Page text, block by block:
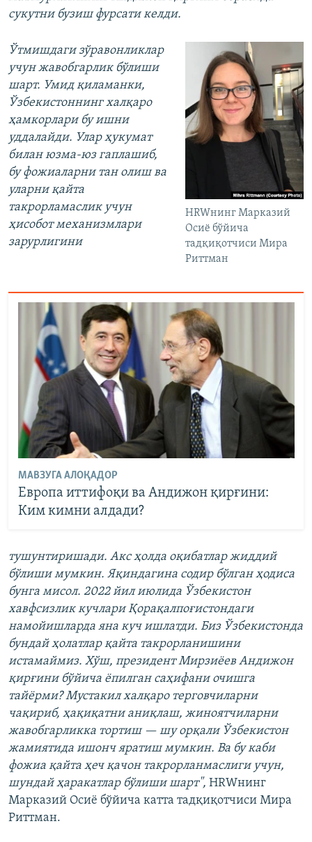
сукутни бузиш фурсати келди.
HRWнинг Марказий
Осиё бўйича
тадқиқотчиси Мира
Риттман
Ўтмишдаги зўравонликлар
учун жавобгарлик бўлиши
шарт. Умид қиламанки,
Ўзбекистоннинг халқаро
ҳамкорлари бу ишни
уддалайди. Улар ҳукумат
билан юзма-юз гаплашиб,
бу фожиаларни тан олиш ва
уларни қайта
такрорламаслик учун
ҳисобот механизмлари
зарурлигини
МАВЗУГА АЛОҚАДОР
Европа иттифоқи ва Андижон қирғини:
Ким кимни алдади?
тушунтиришади. Акс ҳолда оқибатлар жиддий
бўлиши мумкин. Яқиндагина содир бўлган ҳодиса
бунга мисол. 2022 йил июлида Ўзбекистон
хавфсизлик кучлари Қорақалпоғистондаги
намойишларда яна куч ишлатди. Биз Ўзбекистонда
бундай ҳолатлар қайта такрорланишини
истамаймиз. Хўш, президент Мирзиёев Андижон
қирғини бўйича ёпилган саҳифани очишга
тайёрми? Мустакил халқаро терговчиларни
чақириб, ҳақиқатни аниқлаш, жиноятчиларни
жавобгарликка тортиш — шу орқали Ўзбекистон
жамиятида ишонч яратиш мумкин. Ва бу каби
фожиа қайта ҳеч қачон такрорланмаслиги учун,
шундай ҳаракатлар бўлиши шарт", HRWнинг
Марказий Осиё бўйича катта тадқиқотчиси Мира
Риттман.